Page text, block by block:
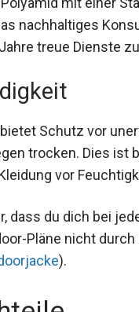
mit einer
nachhaltiges
Schutz vor
trocken. Dies ist
dass du dich bei
Pläne nicht